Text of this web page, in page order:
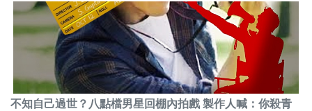
不知自己過世？八點檔男星回棚內拍戲 製作人喊：你殺青